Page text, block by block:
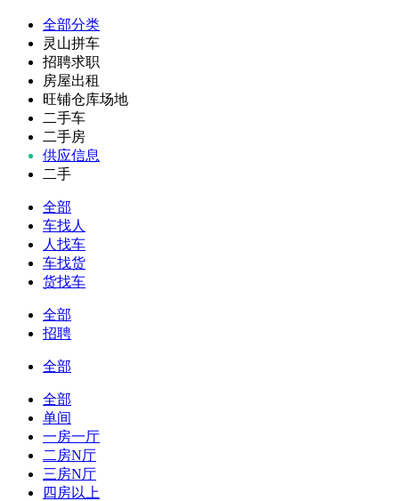
全部分类
灵山拼车
招聘求职
房屋出租
旺铺仓库场地
二手车
二手房
供应信息
二手
全部
车找人
人找车
车找货
货找车
全部
招聘
全部
全部
单间
一房一厅
二房N厅
三房N厅
四房以上